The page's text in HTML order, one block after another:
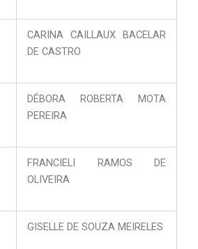
CARINA CAILLAUX BACELAR
DE CASTRO
DÉBORA ROBERTA MOTA
PEREIRA
FRANCIELI RAMOS DE
OLIVEIRA
GISELLE DE SOUZA MEIRELES